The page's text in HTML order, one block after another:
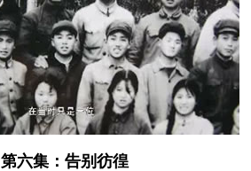
第六集：告别彷徨